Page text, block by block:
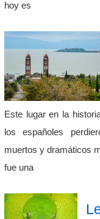
hoy es
Este lugar en la
los españoles
muertos y dramáticos
fue una